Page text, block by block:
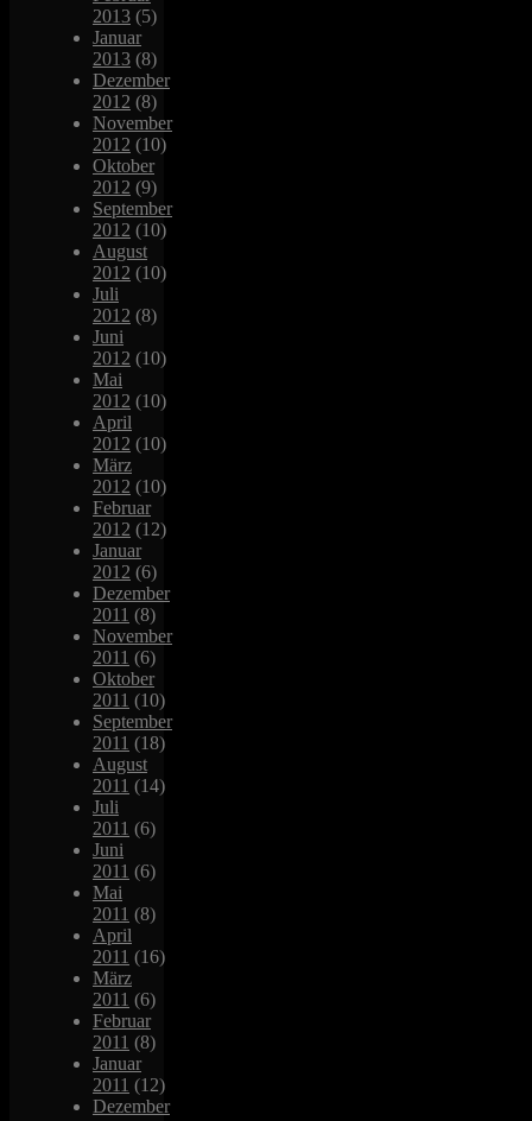
2013 (5)
Januar
2013 (8)
Dezember
2012 (8)
November
2012 (10)
Oktober
2012 (9)
September
2012 (10)
August
2012 (10)
Juli
2012 (8)
Juni
2012 (10)
Mai
2012 (10)
April
2012 (10)
März
2012 (10)
Februar
2012 (12)
Januar
2012 (6)
Dezember
2011 (8)
November
2011 (6)
Oktober
2011 (10)
September
2011 (18)
August
2011 (14)
Juli
2011 (6)
Juni
2011 (6)
Mai
2011 (8)
April
2011 (16)
März
2011 (6)
Februar
2011 (8)
Januar
2011 (12)
Dezember